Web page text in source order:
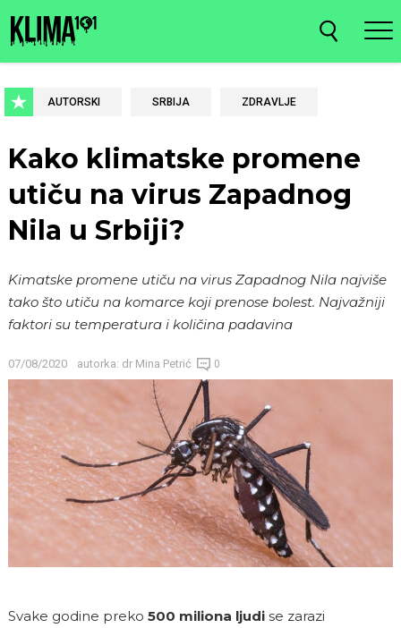
AUTORSKI SRBIJA ZDRAVLJE
Kako klimatske promene
utiču na virus Zapadnog
Nila u Srbiji?
Kimatske promene utiču na virus Zapadnog Nila najviše
tako što utiču na komarce koji prenose bolest. Najvažniji
faktori su temperatura i količina padavina
07/08/2020 autorka: dr Mina Petrić 0
Svake godine preko 500 miliona ljudi se zarazi